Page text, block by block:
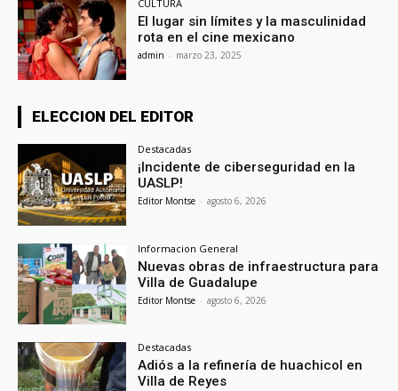
CULTURA
El lugar sin límites y la masculinidad
rota en el cine mexicano
admin - marzo 23, 2025
ELECCION DEL EDITOR
Destacadas
¡Incidente de ciberseguridad en la
UASLP!
Editor Montse - agosto 6, 2026
Informacion General
Nuevas obras de infraestructura para
Villa de Guadalupe
Editor Montse - agosto 6, 2026
Destacadas
Adiós a la refinería de huachicol en
Villa de Reyes